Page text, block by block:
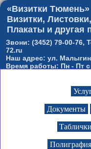
«Визитки Тюмень»
Визитки,
Плакаты и другая
Звони: (3452) 79-00-76,
72.ru
Наш адрес: ул.
Время работы: Пн - Пт
Документы
Таблички
Полиграфия